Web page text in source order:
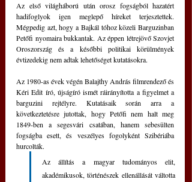
Az első világháború után orosz fogságból hazatért
hadifoglyok igen meglepő híreket terjesztettek.
Mégpedig azt, hogy a Bajkál tóhoz közeli Barguzinban
Petőfi nyomaira bukkantak. Az éppen létrejövő Szovjet
Oroszország és a későbbi politikai körülmények
évtizedekig nem adtak lehetőséget kutatásokra.
Az 1980-as évek végén Balajthy András filmrendező és
Kéri Edit író, újságíró ismét ráirányította a figyelmet a
barguzini rejtélyre. Kutatásaik során arra a
következtetésre jutottak, hogy Petőfi nem halt meg
1849-ben a segesvári csatában, hanem sebesülten
fogságba esett, és veszélyes fogolyként Szibériába
hurcolták.
Az állítás a magyar tudományos elit,
akadémikusok, történészek ellenállását váltotta